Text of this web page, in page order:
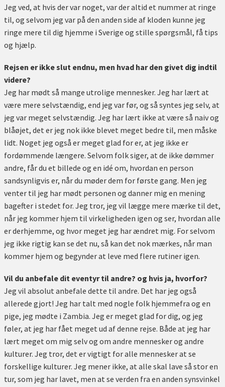
Jeg ved, at hvis der var noget, var der altid et nummer at ringe
til, og selvom jeg var på den anden side af kloden kunne jeg
ringe mere til dig hjemme i Sverige og stille spørgsmål, få tips
og hjælp.
Rejsen er ikke slut endnu, men hvad har den givet dig indtil
videre?
Jeg har mødt så mange utrolige mennesker. Jeg har lært at
være mere selvstændig, end jeg var før, og så syntes jeg selv, at
jeg var meget selvstændig. Jeg har lært ikke at være så naiv og
blåøjet, det er jeg nok ikke blevet meget bedre til, men måske
lidt. Noget jeg også er meget glad for er, at jeg ikke er
fordømmende længere. Selvom folk siger, at de ikke dømmer
andre, får du et billede og en idé om, hvordan en person
sandsynligvis er, når du møder dem for første gang. Men jeg
venter til jeg har mødt personen og danner mig en mening
bagefter i stedet for. Jeg tror, jeg vil lægge mere mærke til det,
når jeg kommer hjem til virkeligheden igen og ser, hvordan alle
er derhjemme, og hvor meget jeg har ændret mig. For selvom
jeg ikke rigtig kan se det nu, så kan det nok mærkes, når man
kommer hjem og begynder at leve med flere rutiner igen.
Vil du anbefale dit eventyr til andre? og hvis ja, hvorfor?
Jeg vil absolut anbefale dette til andre. Det har jeg også
allerede gjort! Jeg har talt med nogle folk hjemmefra og en
pige, jeg mødte i Zambia. Jeg er meget glad for dig, og jeg
føler, at jeg har fået meget ud af denne rejse. Både at jeg har
lært meget om mig selv og om andre mennesker og andre
kulturer. Jeg tror, det er vigtigt for alle mennesker at se
forskellige kulturer. Jeg mener ikke, at alle skal lave så stor en
tur, som jeg har lavet, men at se verden fra en anden synsvinkel